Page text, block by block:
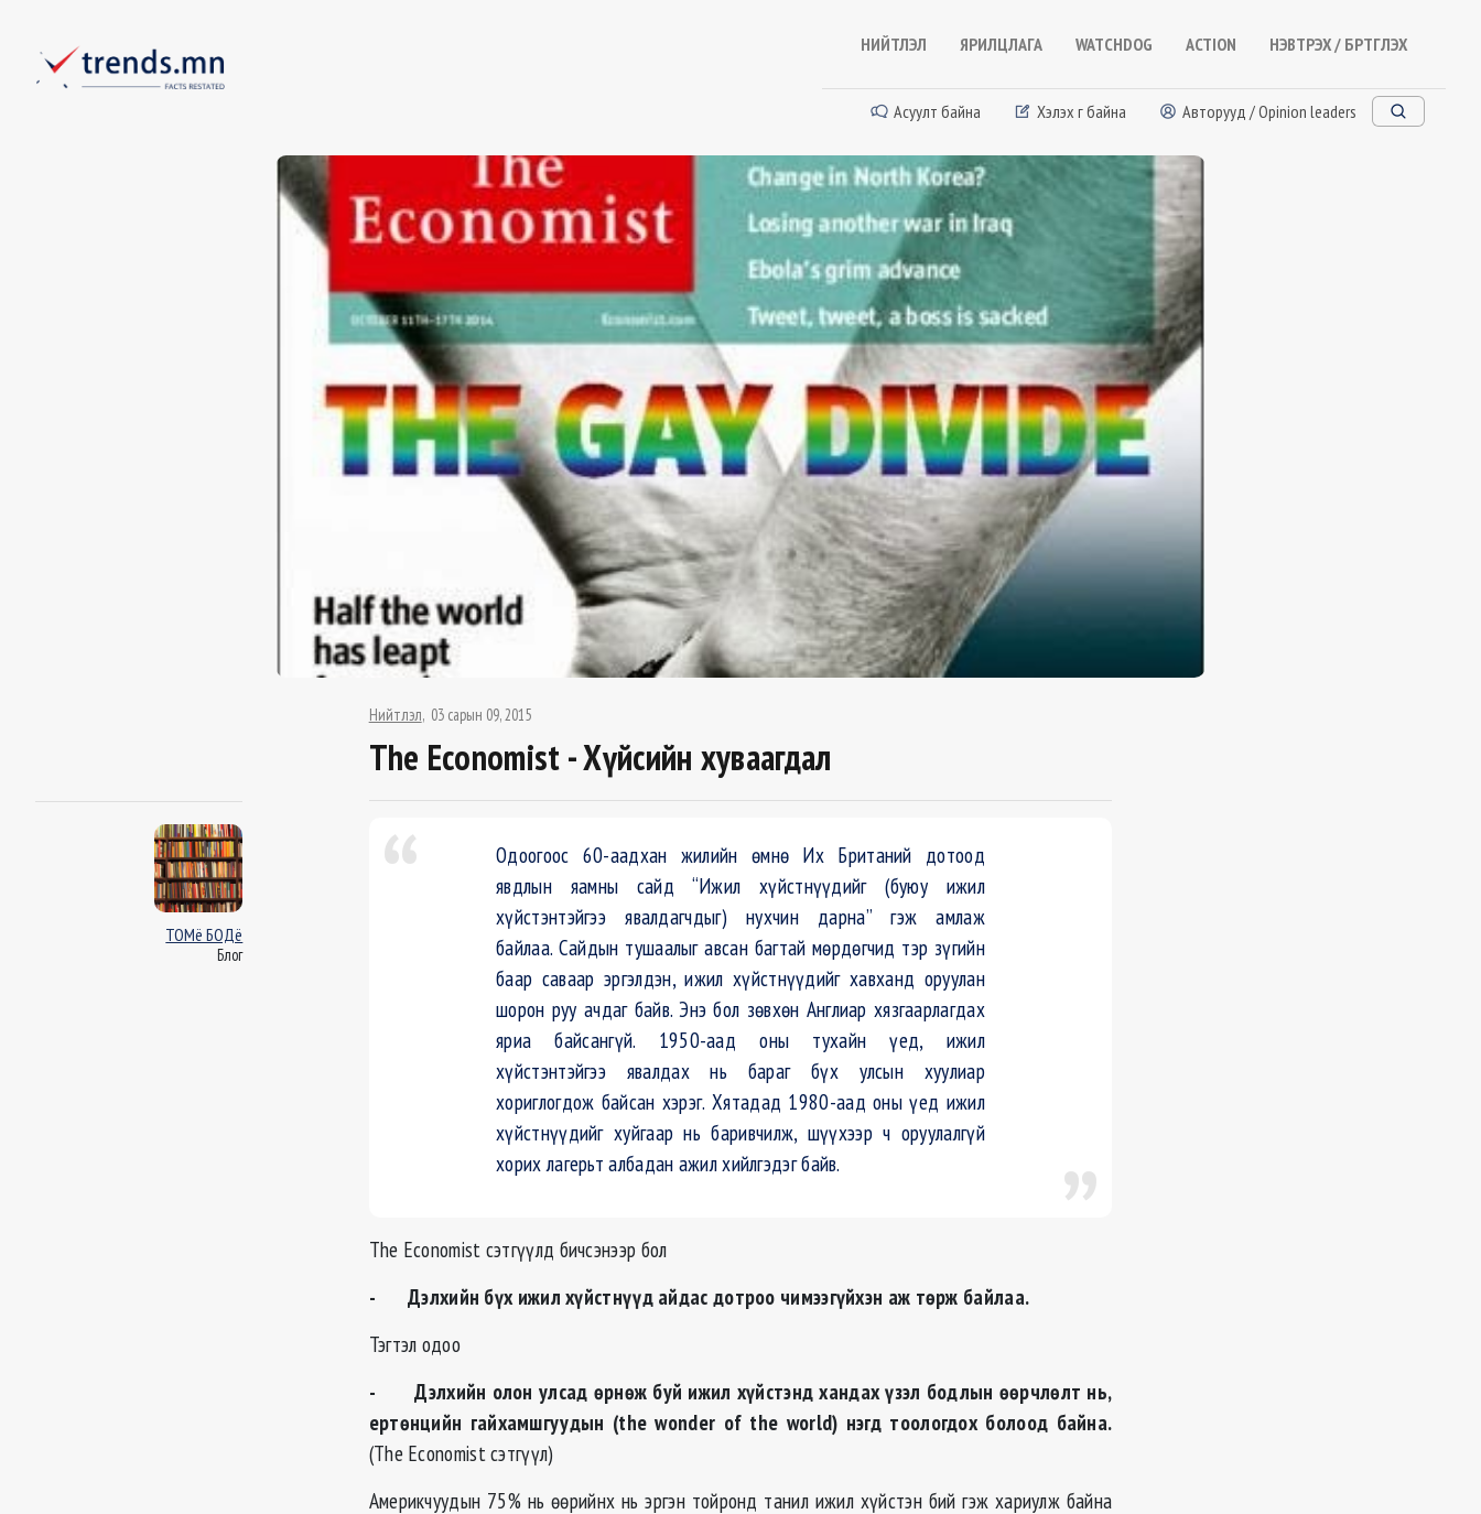
НИЙТЛЭЛ ЯРИЛЦЛАГА WATCHDOG ACTION НЭВТРЭХ / БҮРТГҮҮЛЭХ
Асуулт байна Хэлэх үг байна Авторууд / Opinion leaders
Нийтлэл 03 сарын 09, 2015
The Economist - Хүйсийн хуваагдал
ТОМё БОДё
Блог
Одоогоос 60-аадхан жилийн өмнө Их Британий дотоод
явдлын яамны сайд “Ижил хүйстнүүдийг (буюу ижил
хүйстэнтэйгээ явалдагчдыг) нухчин дарна” гэж амлаж
байлаа. Сайдын тушаалыг авсан багтай мөрдөгчид тэр зүгийн
баар саваар эргэлдэн, ижил хүйстнүүдийг хавханд оруулан
шорон руу ачдаг байв. Энэ бол зөвхөн Англиар хязгаарлагдах
яриа байсангүй. 1950-аад оны тухайн үед, ижил
хүйстэнтэйгээ явалдах нь бараг бүх улсын хуулиар
хориглогдож байсан хэрэг. Хятадад 1980-аад оны үед ижил
хүйстнүүдийг хуйгаар нь баривчилж, шүүхээр ч оруулалгүй
хорих лагерьт албадан ажил хийлгэдэг байв.
The Economist сэтгүүлд бичсэнээр бол
- Дэлхийн бүх ижил хүйстнүүд айдас дотроо чимээгүйхэн аж төрж байлаа.
Тэгтэл одоо
- Дэлхийн олон улсад өрнөж буй ижил хүйстэнд хандах үзэл бодлын өөрчлөлт нь,
ертөнцийн гайхамшгуудын (the wonder of the world) нэгд тоологдох болоод байна.
(The Economist сэтгүүл)
Америкчуудын 75% нь өөрийнх нь эргэн тойронд танил ижил хүйстэн бий гэж хариулж байна